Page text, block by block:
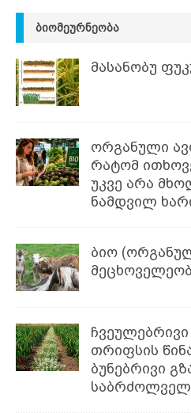
ᲑᲘᲝᲛᲔᲣᲠᲜᲔᲝᲑᲐ
მასანობუ
ორგანული
რატომ
უკვე არა
ნამდვილ
ბიო
თრიფსის
ბუნებრივი